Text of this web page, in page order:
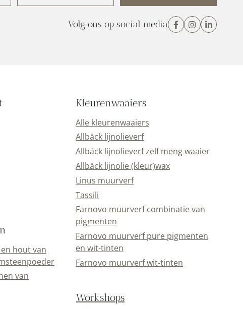
Volg ons op social media
hout van
van
Kleurenwaaiers
Alle kleurenwaaiers
Allbäck lijnolieverf
Allbäck lijnolieverf zelf meng waaier
Allbäck lijnolie (kleur)wax
Linus muurverf
Tassili
Farnovo muurverf combinatie van
pigmenten
Farnovo muurverf pure pigmenten
en wit-tinten
Farnovo muurverf wit-tinten
Workshops